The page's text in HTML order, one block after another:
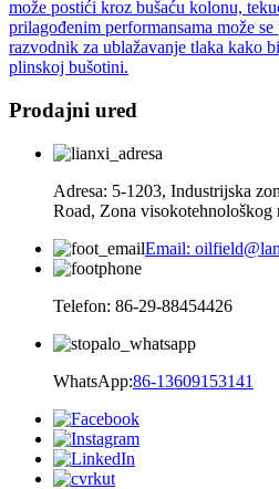
može postići kroz bušaću kolonu,
prilagođenim performansama može
razvodnik za ublažavanje tlaka kako
plinskoj bušotini.
Prodajni ured
Adresa: 5-1203, Industrijska
Road, Zona
Email:
Telefon: 86-29-88454426
WhatsApp:86-13609153141